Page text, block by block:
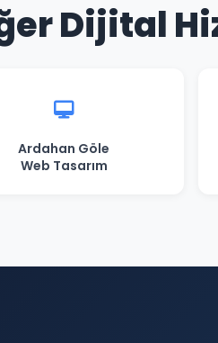
Dijital
Ardahan Göle
Web Tasarım